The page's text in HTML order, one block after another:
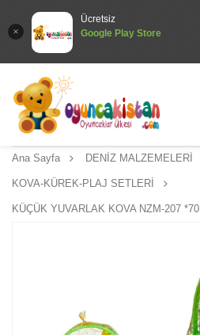
Ücretsiz
Google Play Store
Ana Sayfa DENİZ MALZEMELERİ
KOVA-KÜREK-PLAJ SETLERİ
KÜÇÜK YUVARLAK KOVA NZM-207 *70